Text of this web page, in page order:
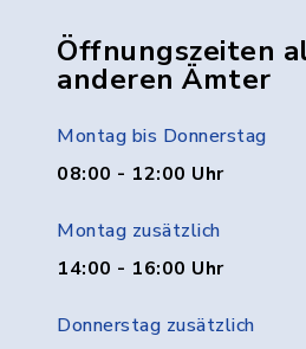
Öffnungszeiten
anderen Ämter
Montag bis Donnerstag
08:00 - 12:00 Uhr
Montag zusätzlich
14:00 - 16:00 Uhr
Donnerstag zusätzlich